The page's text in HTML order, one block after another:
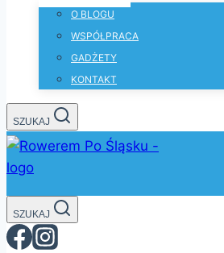
O BLOGU
WSPÓŁPRACA
GADŻETY
KONTAKT
SZUKAJ
SZUKAJ